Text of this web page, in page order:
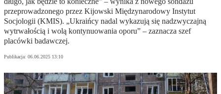
przeprowadzonego przez Kijowski Międzynarodowy Instytut
Socjologii (KMIS). „Ukraińcy nadal wykazują się nadzwyczajną
wytrwałością i wolą kontynuowania oporu” – zaznacza szef
placówki badawczej.
Publikacja: 06.06.2025 13:10